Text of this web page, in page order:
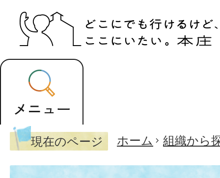
現在のページ ホーム 組織から